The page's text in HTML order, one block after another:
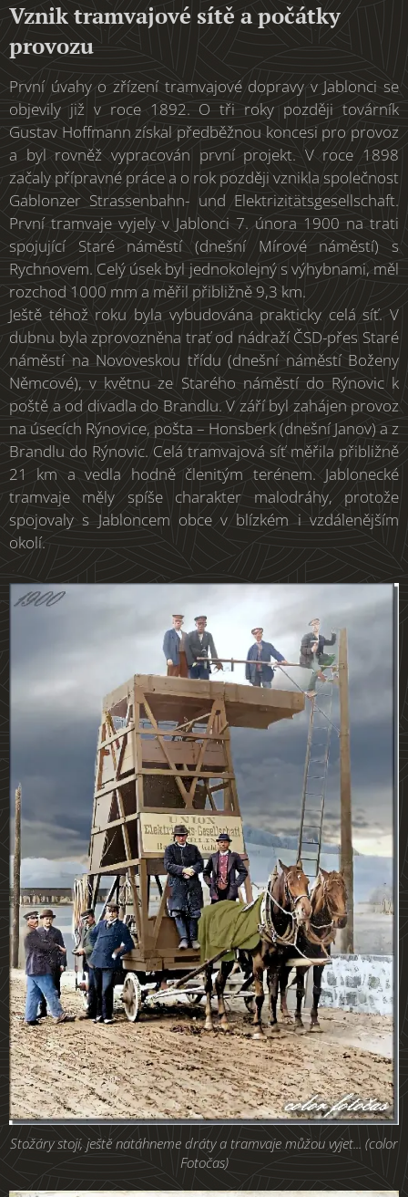
Vznik tramvajové sítě a počátky
provozu
První úvahy o zřízení tramvajové dopravy v Jablonci se
objevily již v roce 1892. O tři roky později továrník
Gustav Hoffmann získal předběžnou koncesi pro provoz
a byl rovněž vypracován první projekt. V roce 1898
začaly přípravné práce a o rok později vznikla společnost
Gablonzer Strassenbahn- und Elektrizitätsgesellschaft.
První tramvaje vyjely v Jablonci 7. února 1900 na trati
spojující Staré náměstí (dnešní Mírové náměstí) s
Rychnovem. Celý úsek byl jednokolejný s výhybnami, měl
rozchod 1000 mm a měřil přibližně 9,3 km.
Ještě téhož roku byla vybudována prakticky celá síť. V
dubnu byla zprovozněna trať od nádraží ČSD-přes Staré
náměstí na Novoveskou třídu (dnešní náměstí Boženy
Němcové), v květnu ze Starého náměstí do Rýnovic k
poště a od divadla do Brandlu. V září byl zahájen provoz
na úsecích Rýnovice, pošta – Honsberk (dnešní Janov) a z
Brandlu do Rýnovic. Celá tramvajová síť měřila přibližně
21 km a vedla hodně členitým terénem. Jablonecké
tramvaje měly spíše charakter malodráhy, protože
spojovaly s Jabloncem obce v blízkém i vzdálenějším
okolí.
Stožáry stojí, ještě natáhneme dráty a tramvaje můžou vyjet... (color
Fotočas)